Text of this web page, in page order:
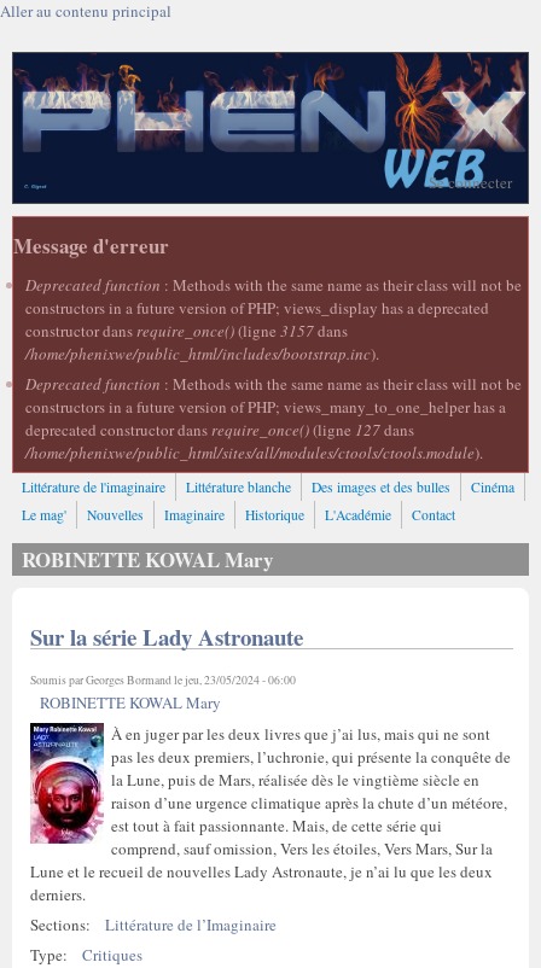
Aller au contenu principal
Se connecter
Message d'erreur
Deprecated function : Methods with the same name as their class will not be
constructors in a future version of PHP; views_display has a deprecated
constructor dansrequire_once()(ligne 3157dans
/home/phenixwe/public_html/includes/bootstrap.inc).
Deprecated function : Methods with the same name as their class will not be
constructors in a future version of PHP; views_many_to_one_helper has a
deprecated constructor dansrequire_once()(ligne 127dans
/home/phenixwe/public_html/sites/all/modules/ctools/ctools.module).
Littérature de l'imaginaire Littérature blanche Des images et des bulles
Cinéma
Le mag'
Nouvelles Imaginaire Historique L'Académie Contact
ROBINETTE KOWAL Mary
Sur la série Lady Astronaute
Soumis parGeorges Bormandle jeu, 23/05/2024 - 06:00
ROBINETTE KOWAL Mary
À en juger par les deux livres que j’ai lus, mais qui ne sont
pas les deux premiers, l’uchronie, qui présente la conquête de
la Lune, puis de Mars, réalisée dès le vingtième siècle en
raison d’une urgence climatique après la chute d’un météore,
est tout à fait passionnante. Mais, de cette série qui
comprend, sauf omission, Vers les étoiles, Vers Mars, Sur la
Lune et le recueil de nouvelles Lady Astronaute, je n’ai lu que les deux
derniers.
Sections:
Littérature de l’Imaginaire
Type:
Critiques